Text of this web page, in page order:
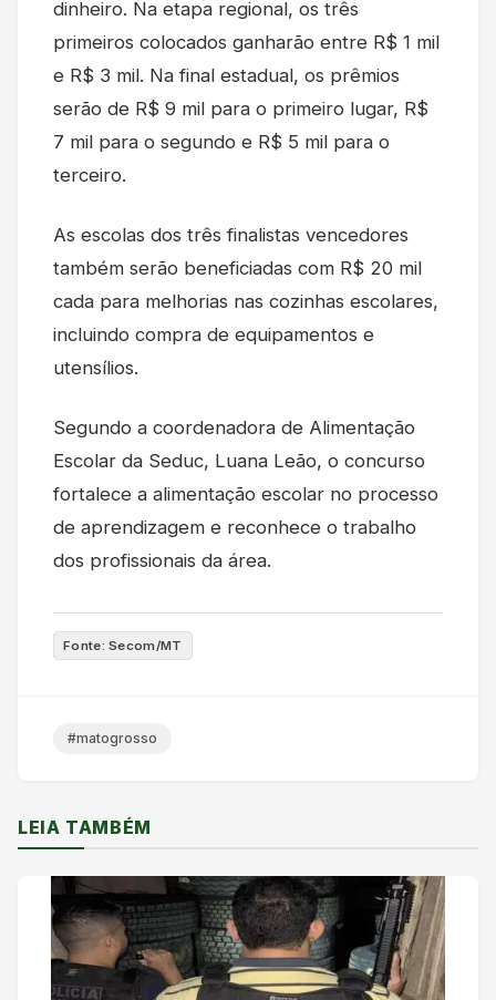
dinheiro. Na etapa regional, os três
primeiros colocados ganharão entre R$ 1 mil
e R$ 3 mil. Na final estadual, os prêmios
serão de R$ 9 mil para o primeiro lugar, R$
7 mil para o segundo e R$ 5 mil para o
terceiro.
As escolas dos três finalistas vencedores
também serão beneficiadas com R$ 20 mil
cada para melhorias nas cozinhas escolares,
incluindo compra de equipamentos e
utensílios.
Segundo a coordenadora de Alimentação
Escolar da Seduc, Luana Leão, o concurso
fortalece a alimentação escolar no processo
de aprendizagem e reconhece o trabalho
dos profissionais da área.
Fonte: Secom/MT
#matogrosso
LEIA TAMBÉM